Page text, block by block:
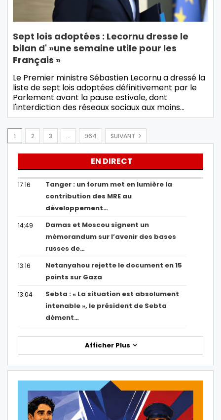
Sept lois adoptées : Lecornu dresse le
bilan d' »une semaine utile pour les
Français »
Le Premier ministre Sébastien Lecornu a dressé la
liste de sept lois adoptées définitivement par le
Parlement avant la pause estivale, dont
l'interdiction des réseaux sociaux aux moins…
1 2 3 … 964 SUIVANT
EN DIRECT
17:16
Tanger : un forum met en lumière la
contribution des MRE au
développement…
14:49
Damas et Moscou signent un
mémorandum sur l’avenir des bases
russes de…
13:16
Netanyahou rejette le document en 15
points sur Gaza
13:04
Sebta : « La situation est absolument
intenable », le président de Sebta
dément…
Afficher Plus